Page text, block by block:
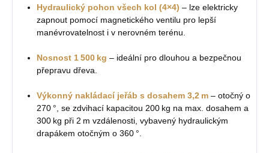
Hydraulický pohon všech kol (4×4) – lze elektricky
zapnout pomocí magnetického ventilu pro lepší
manévrovatelnost i v nerovném terénu.
Nosnost 1 500 kg – ideální pro dlouhou a bezpečnou
přepravu dřeva.
Výkonný nakládací jeřáb s dosahem 3,2 m – otočný o
270 °, se zdvihací kapacitou 200 kg na max. dosahem a
300 kg při 2 m vzdálenosti, vybavený hydraulickým
drapákem otočným o 360 °.